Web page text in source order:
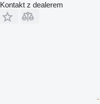
Kontakt z dealerem